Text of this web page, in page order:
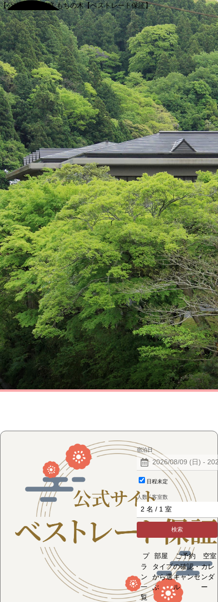
【公式】渓谷別庭 もちの木【ベストレート保証】
宿泊日
日程未定
人数 / 客室数
検索
プ
ラ
ン
一
覧
部屋
タイプ
から選
ぶ
ご予約
の確認・
キャンセ
ル
空室
カレ
ンダ
ー